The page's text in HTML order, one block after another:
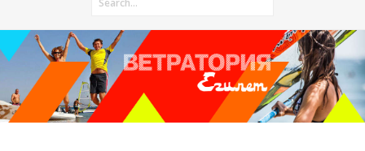
Как к нам добраться?
Отель Canion
Прогноз погоды
Оборудование